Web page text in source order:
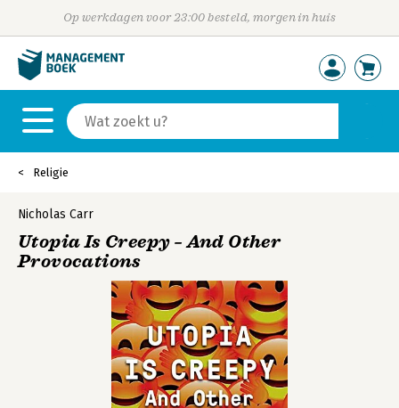
Op werkdagen voor 23:00 besteld, morgen in huis
Religie
Nicholas Carr
Utopia Is Creepy – And Other
Provocations